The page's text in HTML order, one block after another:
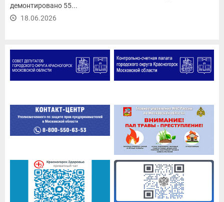
демонтировано 55...
18.06.2026